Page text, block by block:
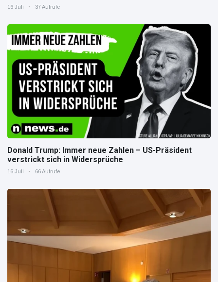
16 Juli 37 Aufrufe
Donald Trump: Immer neue Zahlen – US-Präsident
verstrickt sich in Widersprüche
16 Juli 66 Aufrufe